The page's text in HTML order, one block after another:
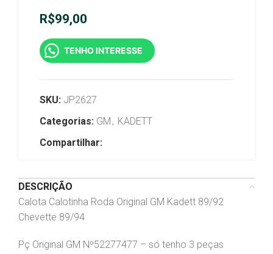
R$99,00
TENHO INTERESSE
SKU: JP2627
Categorias: GM , KADETT
Compartilhar:
DESCRIÇÃO
Calota Calotinha Roda Original GM Kadett 89/92
Chevette 89/94
Pç Original GM Nº52277477 – só tenho 3 peças